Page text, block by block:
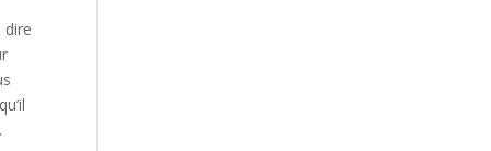
dire